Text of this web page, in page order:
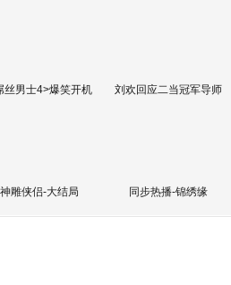
丝男士4>爆笑开机 刘欢回应二当冠军导师
神雕侠侣-大结局 同步热播-锦绣缘